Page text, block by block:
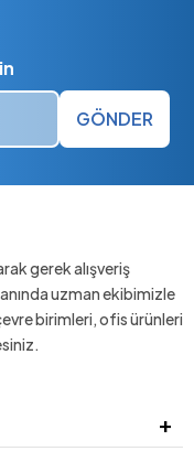
GÖNDER
gerek alışveriş
uzman ekibimizle
birimleri, ofis ürünleri